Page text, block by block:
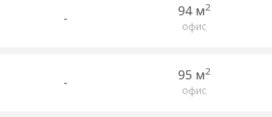
- 94 м2
офис
- 95 м2
офис